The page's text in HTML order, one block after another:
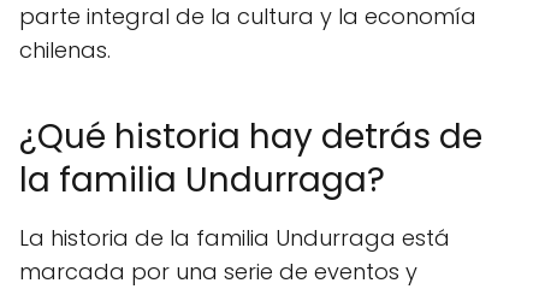
parte integral de la cultura y la economía
chilenas.
¿Qué historia hay detrás de
la familia Undurraga?
La historia de la familia Undurraga está
marcada por una serie de eventos y